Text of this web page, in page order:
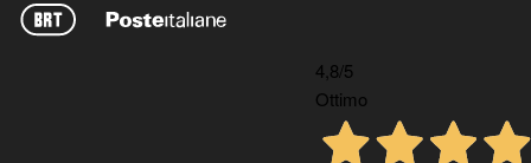
4,8/5
Ottimo